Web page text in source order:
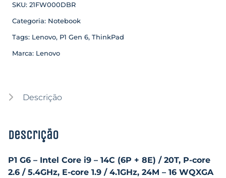
SKU: 21FW000DBR
Categoria: Notebook
Tags: Lenovo, P1 Gen 6, ThinkPad
Marca: Lenovo
Descrição
Descrição
P1 G6 – Intel Core i9 – 14C (6P + 8E) / 20T, P-core
2.6 / 5.4GHz, E-core 1.9 / 4.1GHz, 24M – 16 WQXGA